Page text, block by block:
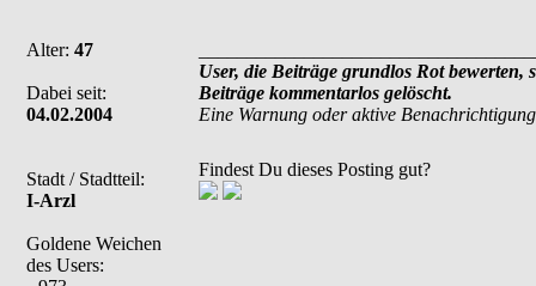
Alter: 47
Dabei seit:
04.02.2004
Stadt / Stadtteil:
I-Arzl
Goldene Weichen
des Users:
User, die Beiträge grundlos Rot
Beiträge kommentarlos gelöscht.
Eine Warnung oder aktive
Findest Du dieses Posting gut?